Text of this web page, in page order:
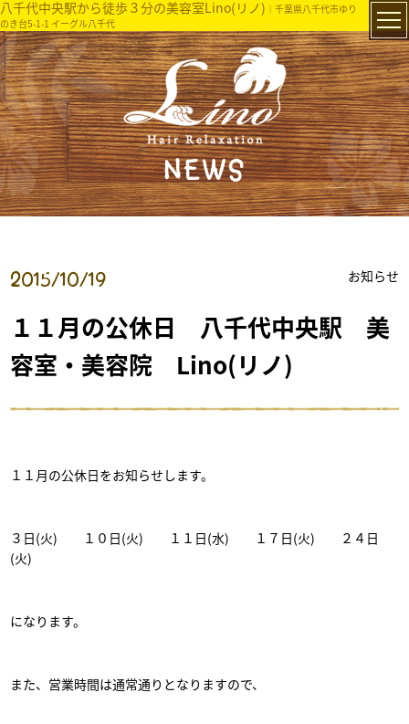
八千代中央駅から徒歩３分の美容室Lino(リノ) ｜千葉県八千代市ゆり
のき台5-1-1 イーグル八千代
NEWS
2015/10/19 お知らせ
１１月の公休日 八千代中央駅 美
容室・美容院 Lino(リノ)
１１月の公休日をお知らせします。
３日(火) １０日(火) １１日(水) １７日(火) ２４日
(火)
になります。
また、営業時間は通常通りとなりますので、